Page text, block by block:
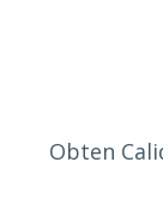
Obten